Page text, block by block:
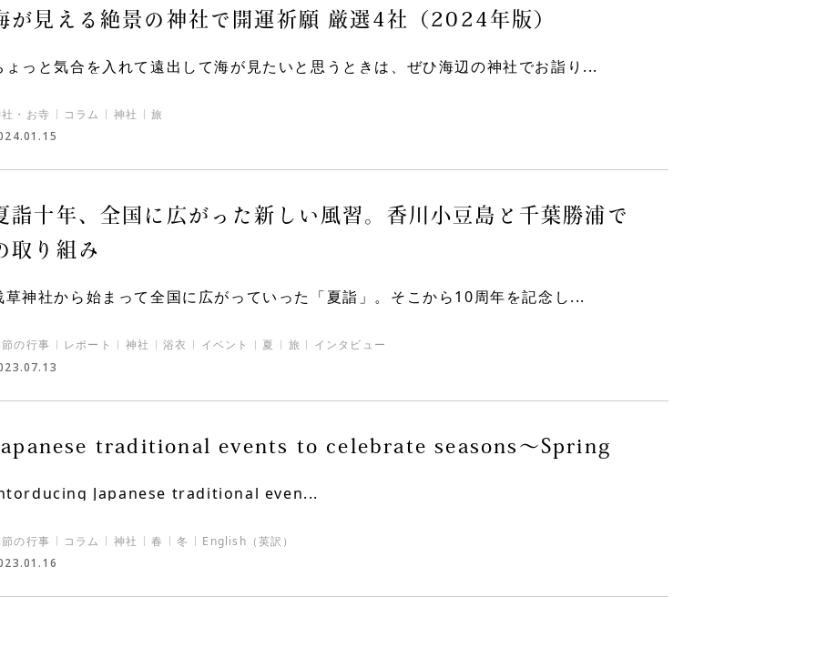
が見える絶景の神社で開運祈願 厳選4社（2024年版）
ょっと気合を入れて遠出して海が見たいと思うときは、ぜひ海辺の神社でお詣り...
・お寺 コラム 神社 旅
詣十年、全国に広がった新しい風習。香川小豆島と千葉勝浦で
取り組み
草神社から始まって全国に広がっていった「夏詣」。そこから10周年を記念し...
の行事 レポート 神社 浴衣 イベント 夏 旅 インタビュー
traditional events to celebrate seasons～Spring
Japanese traditional even...
の行事 コラム 神社 春 冬 English（英訳）